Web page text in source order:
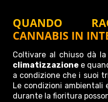
QUANDO
CANNABIS IN
Coltivare al chiuso dà
climatizzazione e
a condizione che i suoi
Le condizioni
durante la fioritura